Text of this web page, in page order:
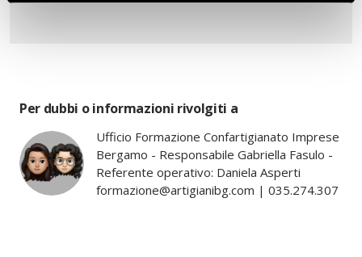
Per dubbi o informazioni rivolgiti a
Ufficio Formazione Confartigianato Imprese
Bergamo - Responsabile Gabriella Fasulo -
Referente operativo: Daniela Asperti
formazione@artigianibg.com | 035.274.307